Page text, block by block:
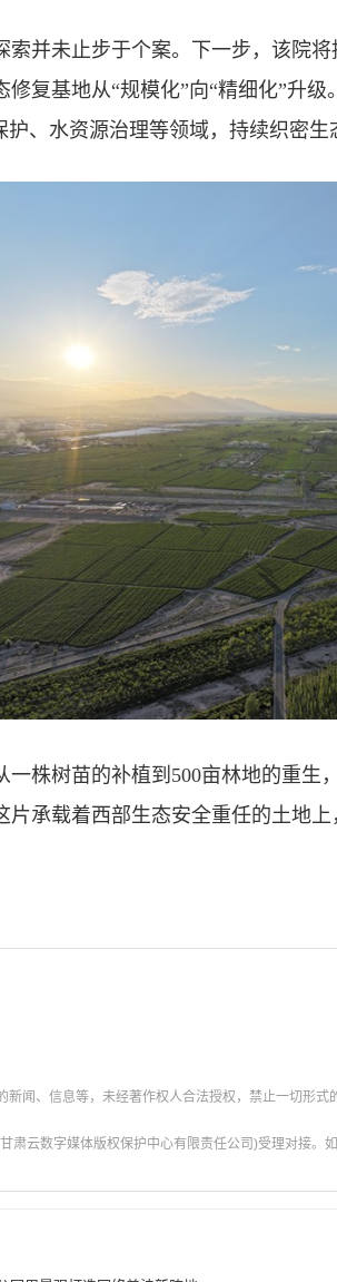
未止步于个案。下一步，该院将
复基地从“规模化”向“精细化”升
、水资源治理等领域，持续织密生
树苗的补植到500亩林地的重生
片承载着西部生态安全重任的土地
闻、信息等，未经著作权人合法授权，禁止一切形式
肃云数字媒体版权保护中心有限责任公司)受理对接